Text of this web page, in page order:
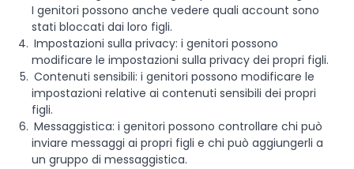
I genitori possono anche vedere quali account sono
stati bloccati dai loro figli.
Impostazioni sulla privacy: i genitori possono
modificare le impostazioni sulla privacy dei propri figli.
Contenuti sensibili: i genitori possono modificare le
impostazioni relative ai contenuti sensibili dei propri
figli.
Messaggistica: i genitori possono controllare chi può
inviare messaggi ai propri figli e chi può aggiungerli a
un gruppo di messaggistica.